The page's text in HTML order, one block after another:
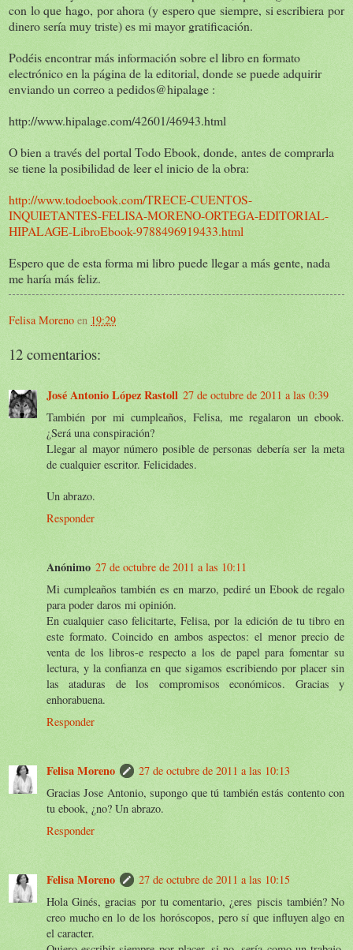
con lo que hago, por ahora (y espero que siempre, si escribiera por
dinero sería muy triste) es mi mayor gratificación.
Podéis encontrar más información sobre el libro en formato
electrónico en la página de la editorial, donde se puede adquirir
enviando un correo a pedidos@hipalage :
http://www.hipalage.com/42601/46943.html
O bien a través del portal Todo Ebook, donde, antes de comprarla
se tiene la posibilidad de leer el inicio de la obra:
http://www.todoebook.com/TRECE-CUENTOS-
INQUIETANTES-FELISA-MORENO-ORTEGA-EDITORIAL-
HIPALAGE-LibroEbook-9788496919433.html
Espero que de esta forma mi libro puede llegar a más gente, nada
me haría más feliz.
Felisa Moreno en 19:29
12 comentarios:
José Antonio López Rastoll 27 de octubre de 2011 a las 0:39
También por mi cumpleaños, Felisa, me regalaron un ebook.
¿Será una conspiración?
Llegar al mayor número posible de personas debería ser la meta
de cualquier escritor. Felicidades.
Un abrazo.
Responder
Anónimo 27 de octubre de 2011 a las 10:11
Mi cumpleaños también es en marzo, pediré un Ebook de regalo
para poder daros mi opinión.
En cualquier caso felicitarte, Felisa, por la edición de tu tibro en
este formato. Coincido en ambos aspectos: el menor precio de
venta de los libros-e respecto a los de papel para fomentar su
lectura, y la confianza en que sigamos escribiendo por placer sin
las ataduras de los compromisos económicos. Gracias y
enhorabuena.
Responder
Felisa Moreno
27 de octubre de 2011 a las 10:13
Gracias Jose Antonio, supongo que tú también estás contento con
tu ebook, ¿no? Un abrazo.
Responder
Felisa Moreno
27 de octubre de 2011 a las 10:15
Hola Ginés, gracias por tu comentario, ¿eres piscis también? No
creo mucho en lo de los horóscopos, pero sí que influyen algo en
el caracter.